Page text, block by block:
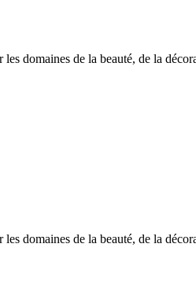
domaines de la beauté, de la
domaines de la beauté, de la